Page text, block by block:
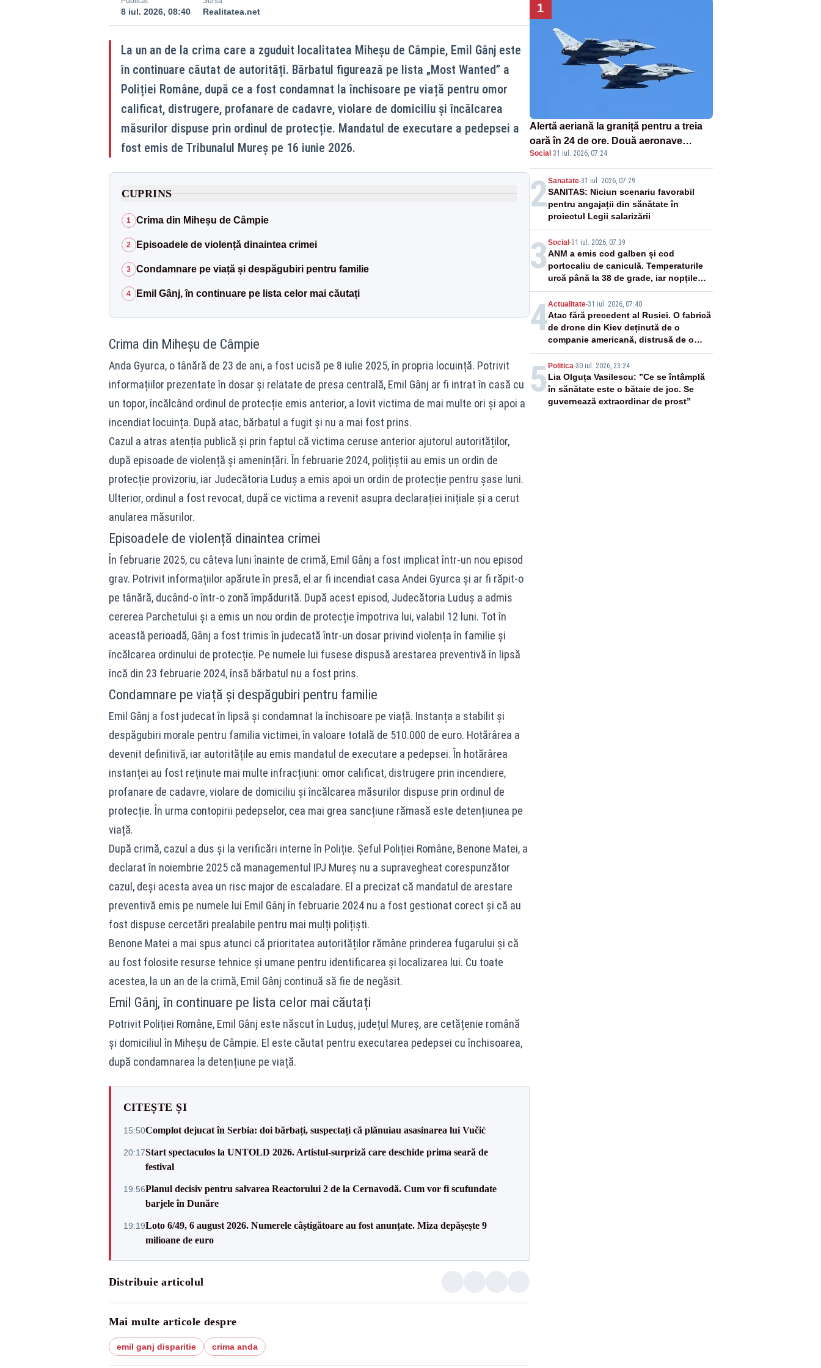
8 iul. 2026, 08:40 Realitatea.net
La un an de la crima care a zguduit localitatea Miheșu de Câmpie, Emil Gânj este
în continuare căutat de autorități. Bărbatul figurează pe lista „Most Wanted” a
Poliției Române, după ce a fost condamnat la închisoare pe viață pentru omor
calificat, distrugere, profanare de cadavre, violare de domiciliu și încălcarea
măsurilor dispuse prin ordinul de protecție. Mandatul de executare a pedepsei a
fost emis de Tribunalul Mureș pe 16 iunie 2026.
CUPRINS
1 Crima din Miheșu de Câmpie
2 Episoadele de violență dinaintea crimei
3 Condamnare pe viață și despăgubiri pentru familie
4 Emil Gânj, în continuare pe lista celor mai căutați
Crima din Miheșu de Câmpie
Anda Gyurca, o tânără de 23 de ani, a fost ucisă pe 8 iulie 2025, în propria locuință. Potrivit
informațiilor prezentate în dosar și relatate de presa centrală, Emil Gânj ar fi intrat în casă cu
un topor, încălcând ordinul de protecție emis anterior, a lovit victima de mai multe ori și apoi a
incendiat locuința. După atac, bărbatul a fugit și nu a mai fost prins.
Cazul a atras atenția publică și prin faptul că victima ceruse anterior ajutorul autorităților,
după episoade de violență și amenințări. În februarie 2024, polițiștii au emis un ordin de
protecție provizoriu, iar Judecătoria Luduș a emis apoi un ordin de protecție pentru șase luni.
Ulterior, ordinul a fost revocat, după ce victima a revenit asupra declarației inițiale și a cerut
anularea măsurilor.
Episoadele de violență dinaintea crimei
În februarie 2025, cu câteva luni înainte de crimă, Emil Gânj a fost implicat într-un nou episod
grav. Potrivit informațiilor apărute în presă, el ar fi incendiat casa Andei Gyurca și ar fi răpit-o
pe tânără, ducând-o într-o zonă împădurită. După acest episod, Judecătoria Luduș a admis
cererea Parchetului și a emis un nou ordin de protecție împotriva lui, valabil 12 luni. Tot în
această perioadă, Gânj a fost trimis în judecată într-un dosar privind violența în familie și
încălcarea ordinului de protecție. Pe numele lui fusese dispusă arestarea preventivă în lipsă
încă din 23 februarie 2024, însă bărbatul nu a fost prins.
Condamnare pe viață și despăgubiri pentru familie
Emil Gânj a fost judecat în lipsă și condamnat la închisoare pe viață. Instanța a stabilit și
despăgubiri morale pentru familia victimei, în valoare totală de 510.000 de euro. Hotărârea a
devenit definitivă, iar autoritățile au emis mandatul de executare a pedepsei. În hotărârea
instanței au fost reținute mai multe infracțiuni: omor calificat, distrugere prin incendiere,
profanare de cadavre, violare de domiciliu și încălcarea măsurilor dispuse prin ordinul de
protecție. În urma contopirii pedepselor, cea mai grea sancțiune rămasă este detențiunea pe
viață.
După crimă, cazul a dus și la verificări interne în Poliție. Șeful Poliției Române, Benone Matei, a
declarat în noiembrie 2025 că managementul IPJ Mureș nu a supravegheat corespunzător
cazul, deși acesta avea un risc major de escaladare. El a precizat că mandatul de arestare
preventivă emis pe numele lui Emil Gânj în februarie 2024 nu a fost gestionat corect și că au
fost dispuse cercetări prealabile pentru mai mulți polițiști.
Benone Matei a mai spus atunci că prioritatea autorităților rămâne prinderea fugarului și că
au fost folosite resurse tehnice și umane pentru identificarea și localizarea lui. Cu toate
acestea, la un an de la crimă, Emil Gânj continuă să fie de negăsit.
Emil Gânj, în continuare pe lista celor mai căutați
Potrivit Poliției Române, Emil Gânj este născut în Luduș, județul Mureș, are cetățenie română
și domiciliul în Miheșu de Câmpie. El este căutat pentru executarea pedepsei cu închisoarea,
după condamnarea la detențiune pe viață.
CITEȘTE ȘI
15:50Complot dejucat în Serbia: doi bărbați, suspectați că plănuiau asasinarea lui Vučić
20:17Start spectaculos la UNTOLD 2026. Artistul-surpriză care deschide prima seară de
festival
19:56Planul decisiv pentru salvarea Reactorului 2 de la Cernavodă. Cum vor fi scufundate
barjele în Dunăre
19:19Loto 6/49, 6 august 2026. Numerele câștigătoare au fost anunțate. Miza depășește 9
milioane de euro
Distribuie articolul
Mai multe articole despre
emil ganj disparitie crima anda
1
Alertă aeriană la graniță pentru a treia
oară în 24 de ore. Două aeronave
Eurofighter britanice au fost ridicate de
la sol
Social ·31 iul. 2026, 07:24
2Sanatate-31 iul. 2026, 07:29
SANITAS: Niciun scenariu favorabil
pentru angajații din sănătate în
proiectul Legii salarizării
3 Social -31 iul. 2026, 07:39
ANM a emis cod galben și cod
portocaliu de caniculă. Temperaturile
urcă până la 38 de grade, iar nopțile
devin tropicale
4Actualitate-31 iul. 2026, 07:40
Atac fără precedent al Rusiei. O fabrică
de drone din Kiev deținută de o
companie americană, distrusă de o
rachetă rusească
5 Politica-30 iul. 2026, 23:24
Lia Olguța Vasilescu: ”Ce se întâmplă
în sănătate este o bătaie de joc. Se
guvernează extraordinar de prost”